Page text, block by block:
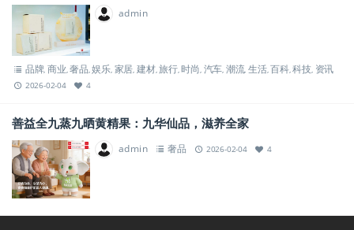
admin
品牌,商业,奢品,娱乐, 家居, 建材,旅行,时尚, 汽车, 潮流, 生活,百科,科技, 资讯
2026-02-04 4
善益全九蒸九晒黄精果：九华仙品，滋养全家
admin 奢品 2026-02-04 4